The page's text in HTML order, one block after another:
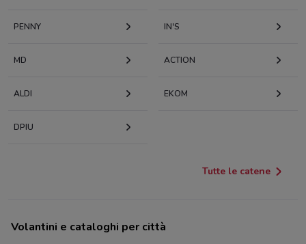
PENNY IN'S
MD ACTION
ALDI EKOM
DPIU
Tutte le catene
Volantini e cataloghi per città